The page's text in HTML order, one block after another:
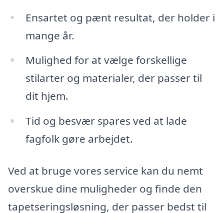
Ensartet og pænt resultat, der holder i
mange år.
Mulighed for at vælge forskellige
stilarter og materialer, der passer til
dit hjem.
Tid og besvær spares ved at lade
fagfolk gøre arbejdet.
Ved at bruge vores service kan du nemt
overskue dine muligheder og finde den
tapetseringsløsning, der passer bedst til